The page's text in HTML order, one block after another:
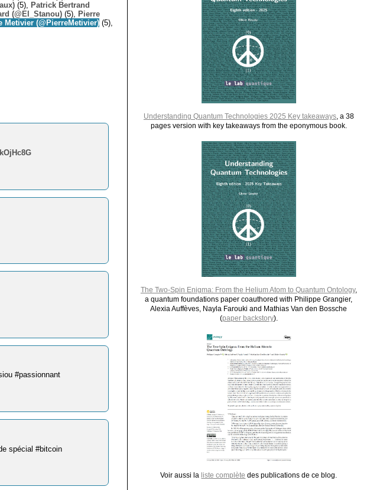
(5),
Patrick Bertrand
(@El_Stanou) (5),
Pierre
Metivier (@PierreMetivier) (5),
#passionnant
spécial #bitcoin
Understanding Quantum Technologies 2025 Key takeaways, a 38
pages version with key takeaways from the eponymous book.
The Two-Spin Enigma: From the Helium Atom to Quantum Ontology,
a quantum foundations paper coauthored with Philippe Grangier,
Alexia Auffèves, Nayla Farouki and Mathias Van den Bossche
(paper backstory).
Voir aussi la liste complète des publications de ce blog.